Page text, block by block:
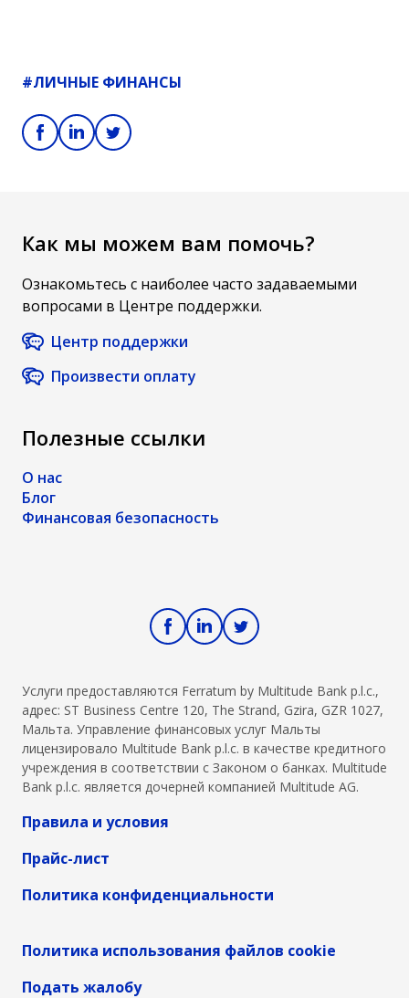
#ЛИЧНЫЕ ФИНАНСЫ
Как мы можем вам помочь?
Ознакомьтесь с наиболее часто задаваемыми
вопросами в Центре поддержки.
Центр поддержки
Произвести оплату
Полезные ссылки
О нас
Блог
Финансовая безопасность
Услуги предоставляются Ferratum by Multitude Bank p.l.c.,
адрес: ST Business Centre 120, The Strand, Gzira, GZR 1027,
Мальта. Управление финансовых услуг Мальты
лицензировало Multitude Bank p.l.c. в качестве кредитного
учреждения в соответствии с Законом о банках. Multitude
Bank p.l.c. является дочерней компанией Multitude AG.
Правила и условия
Прайс-лист
Политика конфиденциальности
Политика использования файлов cookie
Подать жалобу